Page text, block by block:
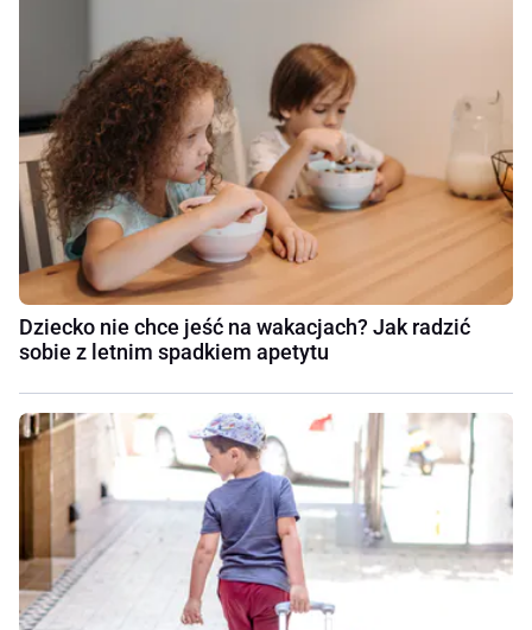
Dziecko nie chce jeść na wakacjach? Jak radzić
sobie z letnim spadkiem apetytu